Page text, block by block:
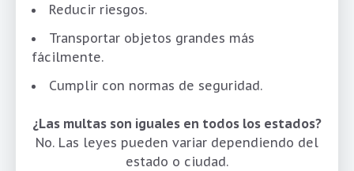
Reducir riesgos.
Transportar objetos grandes más
fácilmente.
Cumplir con normas de seguridad.
¿Las multas son iguales en todos los estados?
No. Las leyes pueden variar dependiendo del
estado o ciudad.